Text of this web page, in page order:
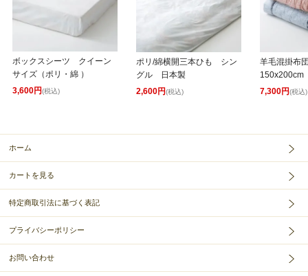
ボックスシーツ クイーン
サイズ（ポリ・綿 ）
3,600円(税込)
ポリ/綿横開三本ひも シン
グル 日本製
2,600円(税込)
羊毛混掛布
150x200cm
7,300円(税込)
ホーム
カートを見る
特定商取引法に基づく表記
プライバシーポリシー
お問い合わせ